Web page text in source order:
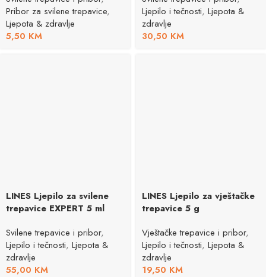
Pribor za svilene trepavice,
Ljepota & zdravlje
5,50 KM
Ljepilo i tečnosti, Ljepota &
zdravlje
30,50 KM
LINES Ljepilo za svilene
trepavice EXPERT 5 ml
Svilene trepavice i pribor,
Ljepilo i tečnosti, Ljepota &
zdravlje
55,00 KM
LINES Ljepilo za vještačke
trepavice 5 g
Vještačke trepavice i pribor,
Ljepilo i tečnosti, Ljepota &
zdravlje
19,50 KM